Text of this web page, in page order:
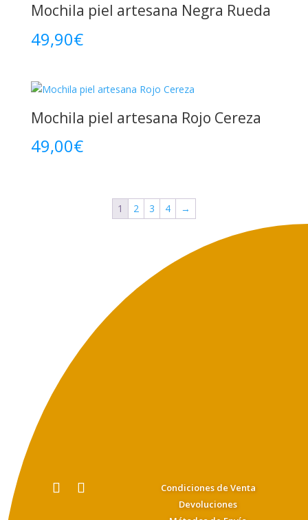
Mochila piel artesana Negra Rueda
49,90€
Mochila piel artesana Rojo Cereza
49,00€
1 2 3 4 →
Condiciones de Venta
Devoluciones